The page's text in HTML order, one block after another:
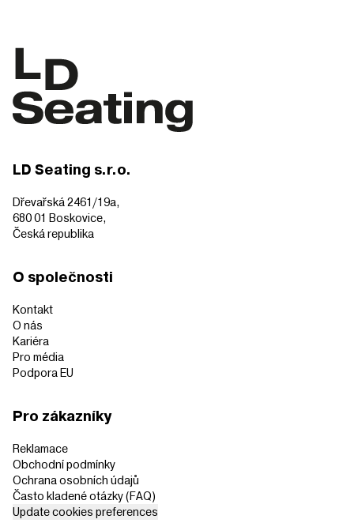
LD Seating s.r.o.
Dřevařská 2461/19a,
680 01 Boskovice,
Česká republika
O společnosti
Kontakt
O nás
Kariéra
Pro média
Podpora EU
Pro zákazníky
Reklamace
Obchodní podmínky
Ochrana osobních údajů
Často kladené otázky (FAQ)
Update cookies preferences